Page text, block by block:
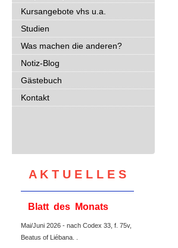
Kursangebote vhs u.a.
Studien
Was machen die anderen?
Notiz-Blog
Gästebuch
Kontakt
A K T U E L L E S
Blatt des Monats
Mai/Juni 2026 - nach Codex 33, f. 75v,
Beatus of Liébana. .